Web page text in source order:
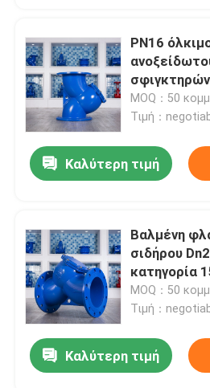
PN16
MOQ：50
Τιμή：
Καλύτερη τιμή
Βαλμένη
σιδήρου
κατηγορία
φίλτρων
MOQ：50
Τιμή：
Καλύτερη τιμή